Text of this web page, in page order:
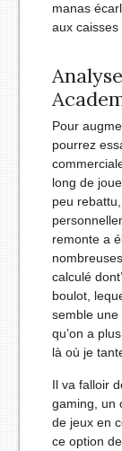
manas
aux caisses
Pour
pourrez
long de
peu
remonte a
calculé
boulot,
semble une
qu’on a
là où je
Il va falloir
gaming, un
de jeux en
ce option